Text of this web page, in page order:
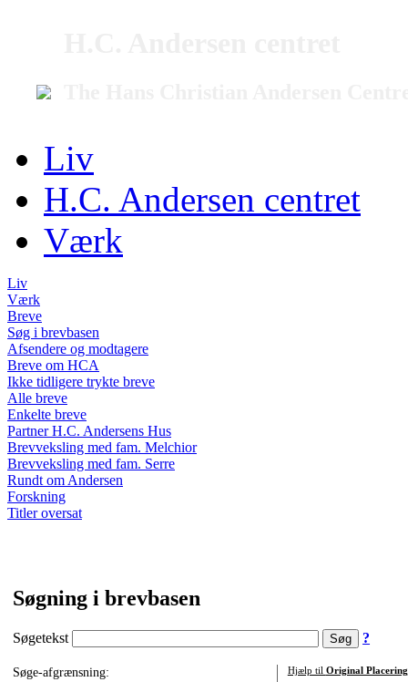
Liv
H.C. Andersen centret
Værk
Liv
Værk
Breve
Søg i brevbasen
Afsendere og modtagere
Breve om HCA
Ikke tidligere trykte breve
Alle breve
Enkelte breve
Partner H.C. Andersens Hus
Brevveksling med fam. Melchior
Brevveksling med fam. Serre
Rundt om Andersen
Forskning
Titler oversat
Søgning i brevbasen
Søgetekst ?
Søge-afgrænsning:
Hjælp til Original Placering